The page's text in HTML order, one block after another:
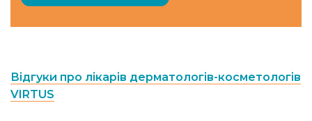
Відгуки про лікарів дерматологів-косметологів
VIRTUS